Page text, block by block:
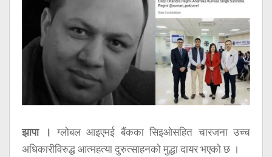
झापा । ग्लोबल आइएमई बैंकका सिइओसहित चारजना उच्च
अधिकारीविरुद्ध आत्महत्या दुरुत्साहनको मुद्धा दायर भएको छ ।
प्रविधि
अन्तर्वार्ता
अन्तर्राष्ट्रिय
स्वास्थ्य
Tech